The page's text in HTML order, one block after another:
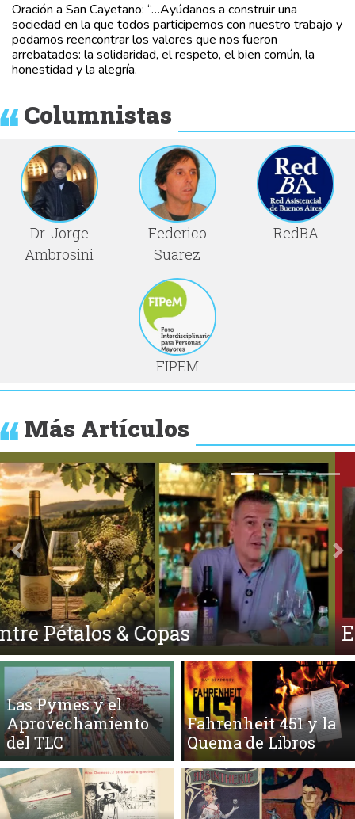
Oración a San Cayetano: “…Ayúdanos a construir una
sociedad en la que todos participemos con nuestro trabajo y
podamos reencontrar los valores que nos fueron
arrebatados: la solidaridad, el respeto, el bien común, la
honestidad y la alegría.
Columnistas
Dr. Jorge
Ambrosini
Federico
Suarez
RedBA
FIPEM
Más Artículos
El Ego y el Amor Extendidos
Anterior
Las Pymes y el
Aprovechamiento
del TLC
Fahrenheit 451 y la
Quema de Libros